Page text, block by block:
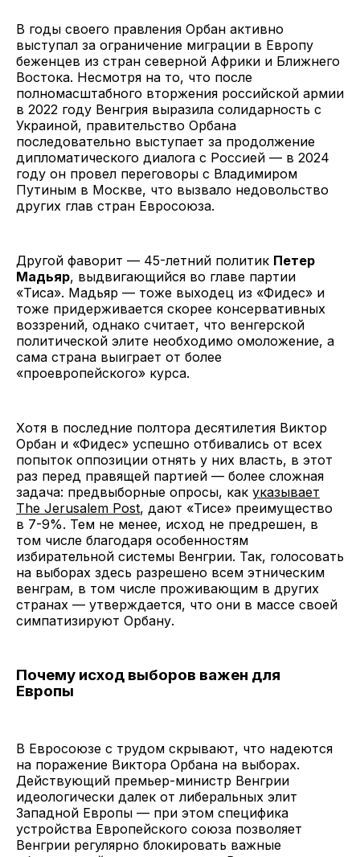
В годы своего правления Орбан активно
выступал за ограничение миграции в Европу
беженцев из стран северной Африки и Ближнего
Востока. Несмотря на то, что после
полномасштабного вторжения российской армии
в 2022 году Венгрия выразила солидарность с
Украиной, правительство Орбана
последовательно выступает за продолжение
дипломатического диалога с Россией — в 2024
году он провел переговоры с Владимиром
Путиным в Москве, что вызвало недовольство
других глав стран Евросоюза.
Другой фаворит — 45-летний политик Петер
Мадьяр, выдвигающийся во главе партии
«Тиса». Мадьяр — тоже выходец из «Фидес» и
тоже придерживается скорее консервативных
воззрений, однако считает, что венгерской
политической элите необходимо омоложение, а
сама страна выиграет от более
«проевропейского» курса.
Хотя в последние полтора десятилетия Виктор
Орбан и «Фидес» успешно отбивались от всех
попыток оппозиции отнять у них власть, в этот
раз перед правящей партией — более сложная
задача: предвыборные опросы, как указывает
The Jerusalem Post, дают «Тисе» преимущество
в 7-9%. Тем не менее, исход не предрешен, в
том числе благодаря особенностям
избирательной системы Венгрии. Так, голосовать
на выборах здесь разрешено всем этническим
венграм, в том числе проживающим в других
странах — утверждается, что они в массе своей
симпатизируют Орбану.
Почему исход выборов важен для
Европы
В Евросоюзе с трудом скрывают, что надеются
на поражение Виктора Орбана на выборах.
Действующий премьер-министр Венгрии
идеологически далек от либеральных элит
Западной Европы — при этом специфика
устройства Европейского союза позволяет
Венгрии регулярно блокировать важные